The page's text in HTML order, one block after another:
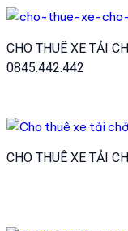
CHO THUÊ XE TẢI
0845.442.442
CHO THUÊ XE TẢI